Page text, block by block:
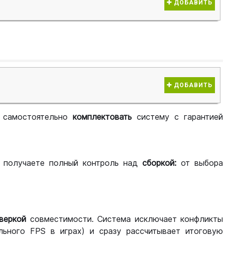
ДОБАВИТЬ
ДОБАВИТЬ
комплектоватьсистему с гарантией
полный контроль над сборкой: от выбора
совместимости. Система исключает конфликты
FPS в играх) и сразу рассчитывает итоговую